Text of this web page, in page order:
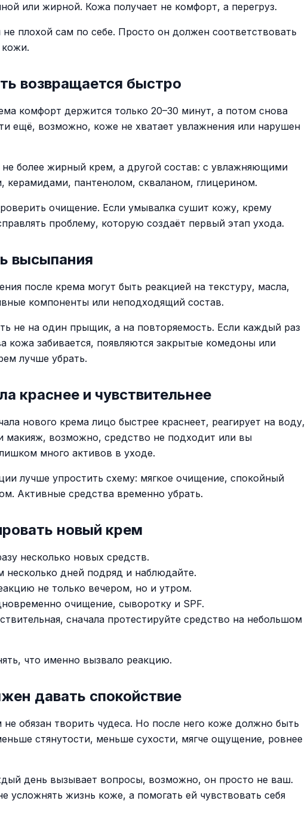
или жирной. Кожа получает не комфорт, а перегруз.
плохой сам по себе. Просто он должен соответствовать
кожи.
возвращается быстро
комфорт держится только 20–30 минут, а потом снова
ещё, возможно, коже не хватает увлажнения или нарушен
более жирный крем, а другой состав: с увлажняющими
керамидами, пантенолом, скваланом, глицерином.
очищение. Если умывалка сушит кожу, крему
проблему, которую создаёт первый этап ухода.
высыпания
после крема могут быть реакцией на текстуру, масла,
компоненты или неподходящий состав.
не на один прыщик, а на повторяемость. Если каждый раз
кожа забивается, появляются закрытые комедоны или
лучше убрать.
краснее и чувствительнее
нового крема лицо быстрее краснеет, реагирует на воду,
макияж, возможно, средство не подходит или вы
много активов в уходе.
лучше упростить схему: мягкое очищение, спокойный
Активные средства временно убрать.
новый крем
несколько новых средств.
несколько дней подряд и наблюдайте.
не только вечером, но и утром.
очищение, сыворотку и SPF.
сначала протестируйте средство на небольшом
что именно вызвало реакцию.
давать спокойствие
обязан творить чудеса. Но после него коже должно быть
стянутости, меньше сухости, мягче ощущение, ровнее
день вызывает вопросы, возможно, он просто не ваш.
усложнять жизнь коже, а помогать ей чувствовать себя